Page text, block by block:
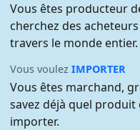
Vous êtes producteur
cherchez des
travers le monde entier.
Vous voulezIMPORTER
Vous êtes marchand,
savez déjà quel produit
importer.